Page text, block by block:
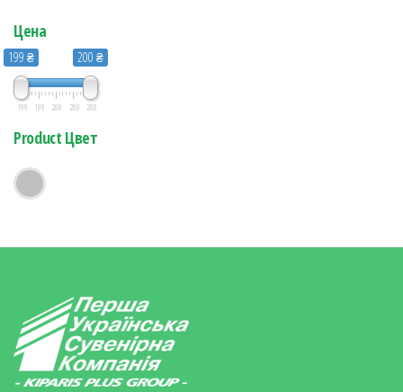
Цена
199 ₴ 200 ₴
199 199 200 200 200
Product Цвет